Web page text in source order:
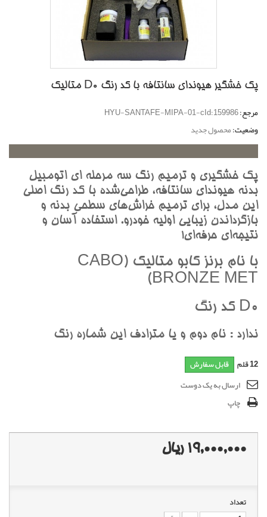
پک خشگير هیوندای سانتافه با کد رنگ D0 متاليک
مرجع:HYU-SANTAFE-MIPA-01-cId:159986
وضعیت:محصول جدید
پک خشگيري و ترميم رنگ سه مرحله اي اتومبيل
بدنه هيونداي سانتافه، طراحي‌شده با کد رنگ اصلي
اين مدل، براي ترميم خراش‌هاي سطحي بدنه و
بازگرداندن زيبايي اوليه خودرو. استفاده آسان و
نتيجه‌اي حرفه‌اي!
با نام برنز کابو متاليک (CABO
BRONZE MET)
D0 کد رنگ
ندارد : نام دوم و يا مترادف اين شماره رنگ
12قلم قابل سفارش
ارسال به یک دوست
چاپ
19,000,000 ریال
تعداد